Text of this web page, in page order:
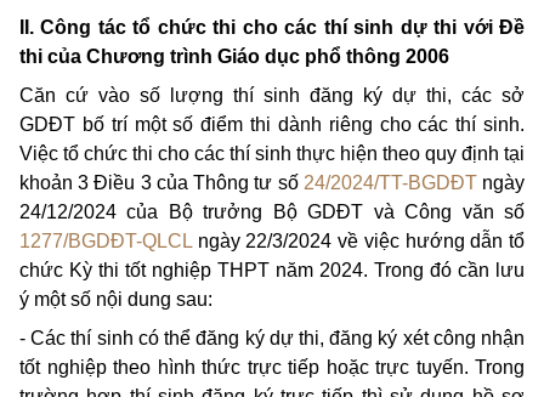
II. Công tác tổ chức thi cho các thí sinh dự thi với Đề
thi của Chương trình Giáo dục phổ thông 2006
Căn cứ vào số lượng thí sinh đăng ký dự thi, các sở
GDĐT bố trí một số điểm thi dành riêng cho các thí sinh.
Việc tổ chức thi cho các thí sinh thực hiện theo quy định tại
khoản 3 Điều 3 của Thông tư số 24/2024/TT-BGDĐTngày
24/12/2024 của Bộ trưởng Bộ GDĐT và Công văn số
1277/BGDĐT-QLCL ngày 22/3/2024 về việc hướng dẫn tổ
chức Kỳ thi tốt nghiệp THPT năm 2024. Trong đó cần lưu
ý một số nội dung sau:
- Các thí sinh có thể đăng ký dự thi, đăng ký xét công nhận
tốt nghiệp theo hình thức trực tiếp hoặc trực tuyến. Trong